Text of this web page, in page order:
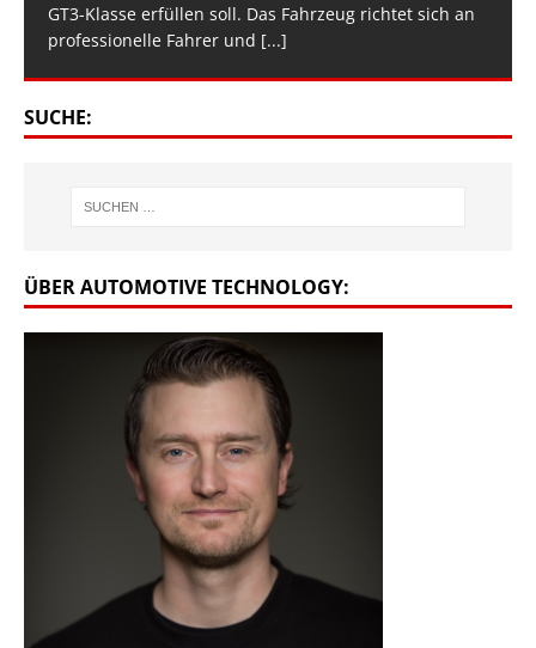
GT3-Klasse erfüllen soll. Das Fahrzeug richtet sich an
professionelle Fahrer und [...]
SUCHE:
ÜBER AUTOMOTIVE TECHNOLOGY: